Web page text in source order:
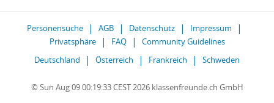
Personensuche AGB Datenschutz
Impressum
Privatsphäre
FAQ
Community Guidelines
Deutschland
Österreich Frankreich Schweden
© Sun Aug 09 00:19:33 CEST 2026 klassenfreunde.ch GmbH